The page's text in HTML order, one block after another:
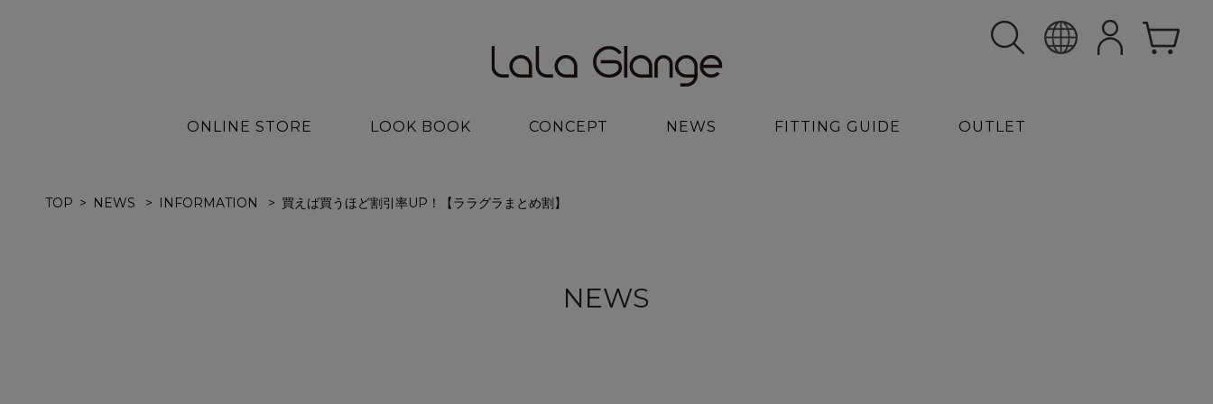
ONLINE STORE LOOK BOOK CONCEPT NEWS FITTING GUIDE OUTLET
TOP NEWS INFORMATION 買えば買うほど割引率UP！【ララグラまとめ割】
NEWS